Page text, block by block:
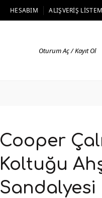
HESABIM ALIŞVERIŞ LISTEM
Oturum Aç / Kayıt Ol
Cooper
Koltuğu
Sandalyesi